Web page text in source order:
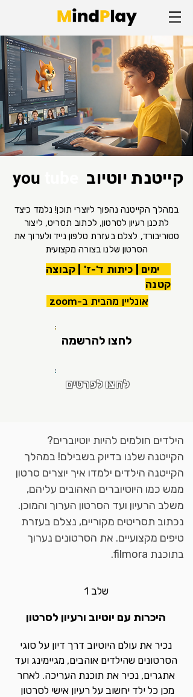
קייטנת יוטיוב you
במהלך הקייטנה נהפוך ליוצרי תוכן! נלמד כיצד
לתכנן רעיון לסרטון, לכתוב תסריט, ליצור
סטוריבורד, לצלם בעזרת טלפון נייד ולערוך את
הסרטון שלנו בצורה מקצועית
לחצו להרשמה
לחצו לפרטים
4 ימים | כיתות ד'-ז' | קבוצה
קטנה
אונליין מהבית ב-zoom
הילדים חולמים להיות יוטיוברים?
הקייטנה שלנו בדיוק בשבילם! במהלך
הקייטנה הילדים ילמדו איך יוצרים סרטון
ממש כמו היוטיוברים האהובים עליהם,
משלב הרעיון ועד הסרטון הערוך והמוכן.
נכתוב תסריטים מקוריים, נצלם בעזרת
טיפים מקצועיים. את הסרטונים נערוך
בתוכנת filmora.
שלב 1
היכרות עם יוטיוב ורעיון לסרטון
נכיר את עולם היוטיוב דרך דיון על סוגי
הסרטונים שהילדים אוהבים, מגיימינג ועד
אתגרים, נכיר את תוכנת העריכה. לאחר
מכן כל ילד יחשוב על רעיון אישי לסרטון